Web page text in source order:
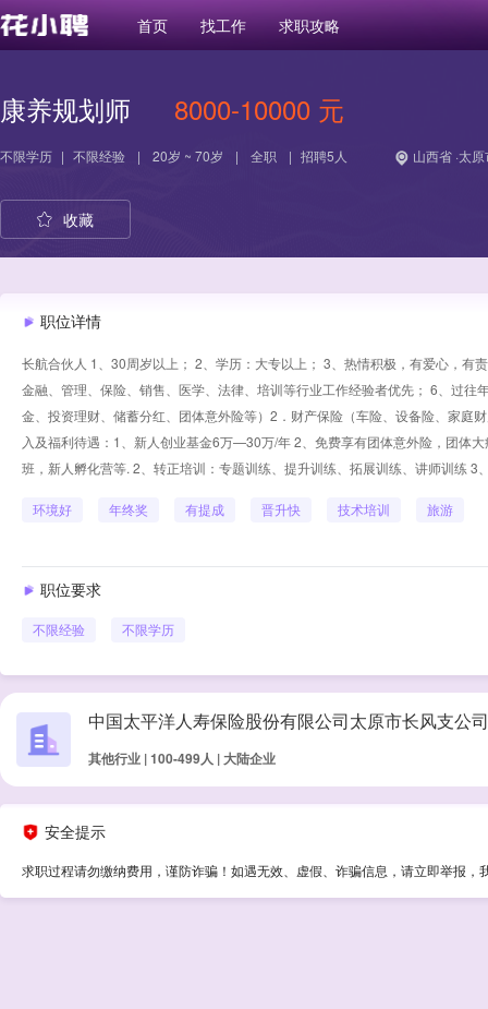
首页 找工作 求职攻略
康养规划师 8000-10000 元
不限学历 | 不限经验 | 20岁 ~ 70岁 | 全职 | 招聘5人 山西省 ·太
收藏
职位详情
长航合伙人 1、30周岁以上； 2、学历：大专以上； 3、热情积极，有爱心，
金融、管理、保险、销售、医学、法律、培训等行业工作经验者优先； 6、过
金、投资理财、储蓄分红、团体意外险等）2．财产保险（车险、设备险、家庭
入及福利待遇：1、新人创业基金6万—30万/年 2、免费享有团体意外险，团体
班，新人孵化营等. 2、转正培训：专题训练、提升训练、拓展训练、讲师训练 3
环境好 年终奖 有提成 晋升快 技术培训 旅游
职位要求
不限经验 不限学历
中国太平洋人寿保险股份有限公司太原市长风支公司
其他行业 | 100-499人 | 大陆企业
安全提示
求职过程请勿缴纳费用，谨防诈骗！如遇无效、虚假、诈骗信息，请立即举报，